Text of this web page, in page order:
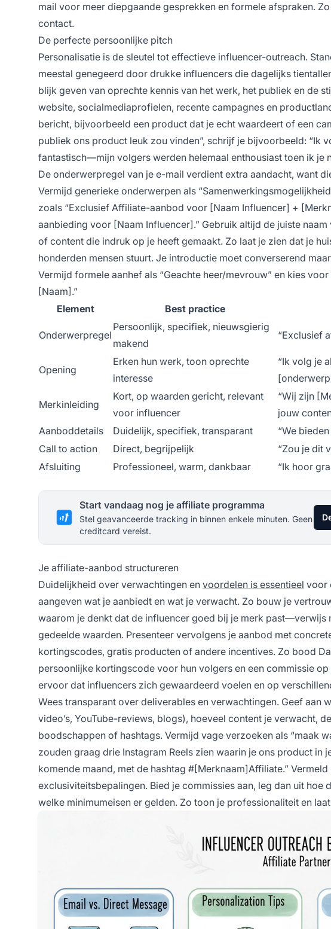
mail voor meer diepgaande gesprekken en formele afspraken.
contact.
De perfecte persoonlijke pitch
Personalisatie is de sleutel tot effectieve influencer-outreach.
meestal genegeerd door drukke influencers die dagelijks
blijk geven van oprechte kennis van het werk, het publiek en de
website, socialmediaprofielen, recente campagnes en
bericht, bijvoorbeeld een product dat je echt waardeert of een
publiek ons product leuk zou vinden”, schrijf je bijvoorbeeld: “Ik
fantastisch—mijn volgers werden helemaal enthousiast toen ik je
De onderwerpregel van je e-mail verdient extra aandacht, want
Vermijd generieke onderwerpen als
zoals “Exclusief Affiliate-aanbod voor [Naam Influencer] +
aanbieding voor [Naam Influencer].” Gebruik altijd de juiste
of content die indruk op je heeft gemaakt. Zo laat je zien dat je
honderden mensen stuurt. Je introductie moet converserend
Vermijd formele aanhef als “Geachte heer/mevrouw” en kies
[Naam].”
Element
Best practice
Onderwerpregel
Persoonlijk, specifiek, nieuwsgierig
makend
“Exclusief
Opening
Erken hun werk, toon oprechte
interesse
“Ik volg je
Merkinleiding
Kort, op waarden gericht, relevant
voor influencer
“Wij zijn
jouw
Aanboddetails
Duidelijk, specifiek, transparant
“We
Call to action
Direct, begrijpelijk
“Zou je dit
Afsluiting
Professioneel, warm, dankbaar “Ik hoor
Start vandaag nog je affiliate programma
Stel geavanceerde tracking in binnen enkele minuten. Geen
creditcard vereist.
Je affiliate-aanbod structureren
Duidelijkheid over verwachtingen en voordelen is essentieel voor
aangeven wat je aanbiedt en wat je verwacht. Zo bouw je
waarom je denkt dat de influencer goed bij je merk past—verwijs
gedeelde waarden. Presenteer vervolgens je aanbod met
kortingscodes, gratis producten of andere incentives. Zo bood
persoonlijke kortingscode voor hun volgers en een commissie
ervoor dat influencers zich gewaardeerd voelen en op
Wees transparant over deliverables en verwachtingen. Geef aan
video’s, YouTube-reviews, blogs), hoeveel content je verwacht,
boodschappen of hashtags. Vermijd vage verzoeken als “maak
zouden graag drie Instagram Reels zien waarin je ons product
komende maand, met de hashtag #[Merknaam]Affiliate.”
exclusiviteitsbepalingen. Bied je commissies aan, leg dan uit
welke minimumeisen er gelden. Zo toon je professionaliteit en